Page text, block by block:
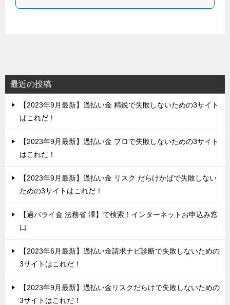
最近の投稿
【2023年9月最新】過払い金 精鋭で失敗しないための3サイト
はこれだ！
【2023年9月最新】過払い金 プロで失敗しないための3サイト
はこれだ！
【2023年9月最新】過払い金 リスク だらけかばで失敗しない
ための3サイトはこれだ！
【過バライ金 法務省 澤】で検索！インターネットお申込み窓
口
【2023年6月最新】過払い金請求ナビ診断で失敗しないための
3サイトはこれだ！
【2023年9月最新】過払い金リスクだらけで失敗しないための
3サイトはこれだ！